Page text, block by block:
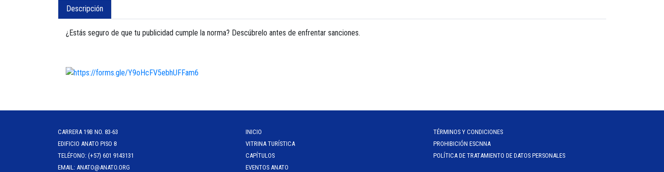
Descripción
¿Estás seguro de que tu publicidad cumple la norma? Descúbrelo antes de enfrentar sanciones.
CARRERA 19B NO. 83-63
EDIFICIO ANATO PISO 8
TELÉFONO: (+57) 601 9143131
EMAIL: ANATO@ANATO.ORG
INICIO
VITRINA TURÍSTICA
CAPÍTULOS
EVENTOS ANATO
TÉRMINOS Y CONDICIONES
PROHIBICIÓN ESCNNA
POLÍTICA DE TRATAMIENTO DE DATOS PERSONALES